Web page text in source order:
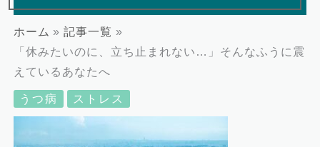
ホーム
記事一覧
「休みたいのに、立ち止まれない…」そんなふうに震
えているあなたへ
うつ病 ストレス